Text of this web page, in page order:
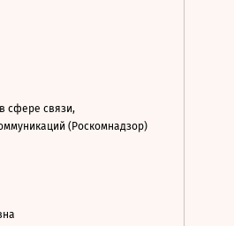
сфере связи,
(Роскомнадзор)